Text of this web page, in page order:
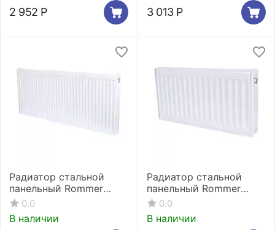
2 952 Р 3 013 Р
Радиатор стальной
панельный Rommer
Ventil 11/300/400
нижнее правое
подключение
0.0
В наличии
Радиатор стальной
панельный Rommer
Compact 11/400/700
боковое подключение
0.0
В наличии